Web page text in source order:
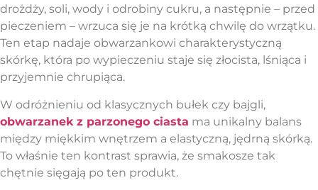
drożdży, soli, wody i odrobiny cukru, a następnie – przed
pieczeniem – wrzuca się je na krótką chwilę do wrzątku.
Ten etap nadaje obwarzankowi charakterystyczną
skórkę, która po wypieczeniu staje się złocista, lśniąca i
przyjemnie chrupiąca.
W odróżnieniu od klasycznych bułek czy bajgli,
obwarzanek z parzonego ciasta ma unikalny balans
między miękkim wnętrzem a elastyczną, jędrną skórką.
To właśnie ten kontrast sprawia, że smakosze tak
chętnie sięgają po ten produkt.